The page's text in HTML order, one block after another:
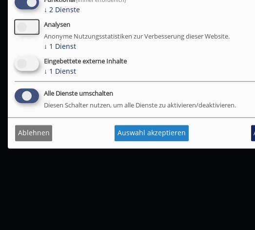
↓ 2 Dienste
Analysen
Anonyme Nutzungsstatistiken zur Verbesserung dieser Website.
↓ 1 Dienst
Eingebettete externe Inhalte
↓ 1 Dienst
Alle Dienste umschalten
Diesen Schalter nutzen, um alle Dienste zu aktivieren/deaktivieren.
Ablehnen Auswahl akzeptieren